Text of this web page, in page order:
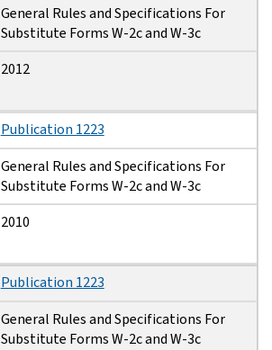
General Rules and Specifications For
Substitute Forms W-2c and W-3c
2012
Publication 1223
General Rules and Specifications For
Substitute Forms W-2c and W-3c
2010
Publication 1223
General Rules and Specifications For
Substitute Forms W-2c and W-3c